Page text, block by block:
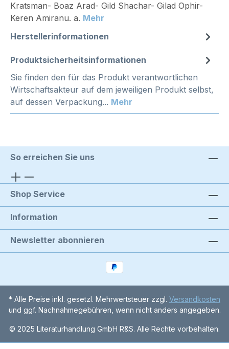
Kratsman- Boaz Arad- Gild Shachar- Gilad Ophir-
Keren Amiranu. a. Mehr
Herstellerinformationen
Produktsicherheitsinformationen
Sie finden den für das Produkt verantwortlichen
Wirtschaftsakteur auf dem jeweiligen Produkt selbst,
auf dessen Verpackung... Mehr
So erreichen Sie uns
Shop Service
Information
Newsletter abonnieren
* Alle Preise inkl. gesetzl. Mehrwertsteuer zzgl. Versandkosten
und ggf. Nachnahmegebühren, wenn nicht anders angegeben.
© 2025 Literaturhandlung GmbH R&S. Alle Rechte vorbehalten.